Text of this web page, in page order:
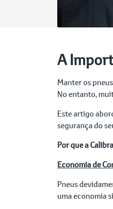
A
Manter os
No entanto,
Este artigo
segurança do
Por que a
Economia de
Pneus
uma economia